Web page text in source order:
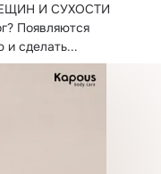
И СУХОСТИ
Появляются
и сделать...